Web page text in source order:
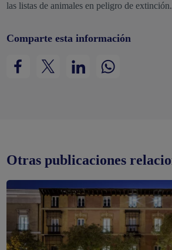
las listas de animales en peligro de extinción.
Comparte esta información
Otras publicaciones